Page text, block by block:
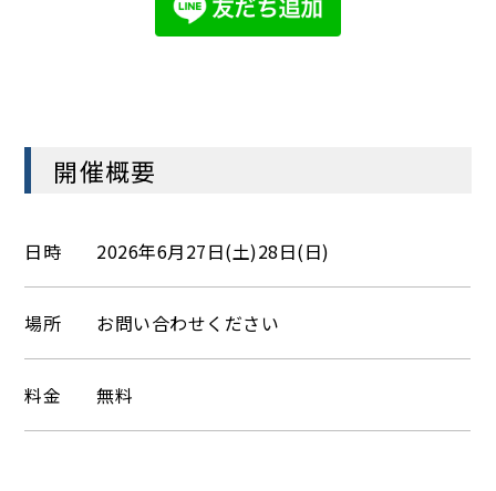
開催概要
日時 2026年6月27日(土)28日(日)
場所 お問い合わせください
料金 無料